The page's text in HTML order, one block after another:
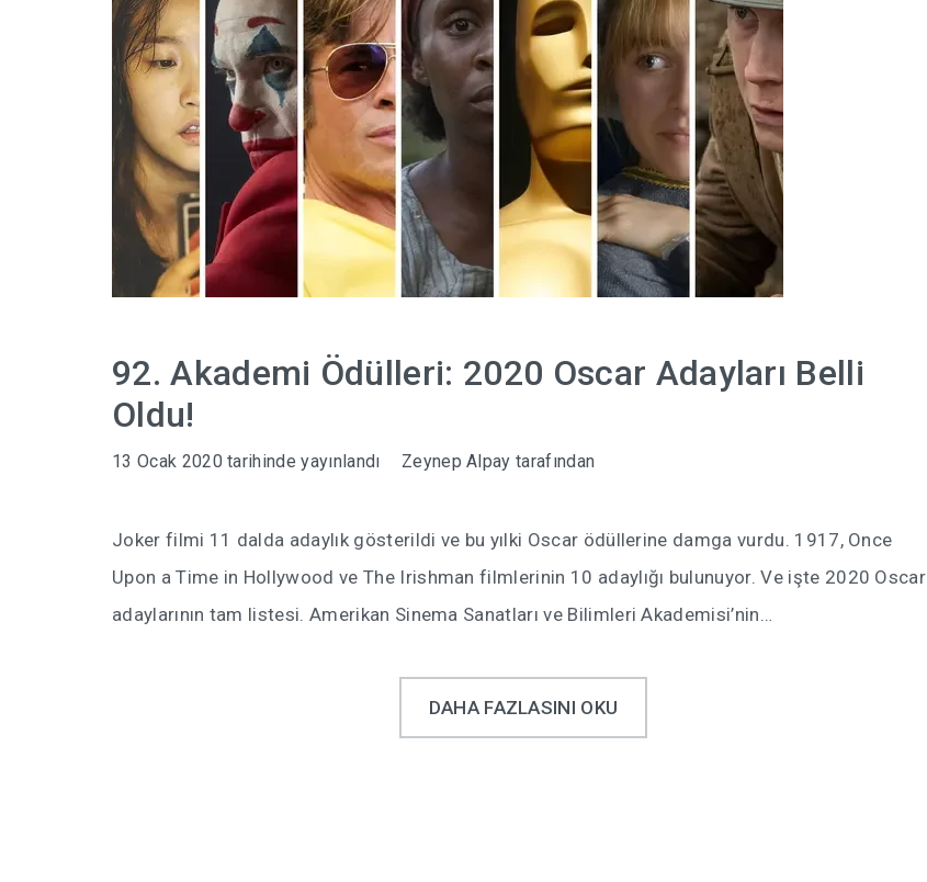
92. Akademi Ödülleri: 2020 Oscar Adayları Belli
Oldu!
13 Ocak 2020 tarihinde yayınlandı Zeynep Alpay tarafından
Joker filmi 11 dalda adaylık gösterildi ve bu yılki Oscar ödüllerine damga vurdu. 1917, Once
Upon a Time in Hollywood ve The Irishman filmlerinin 10 adaylığı bulunuyor. Ve işte 2020 Oscar
adaylarının tam listesi. Amerikan Sinema Sanatları ve Bilimleri Akademisi’nin…
DAHA FAZLASINI OKU